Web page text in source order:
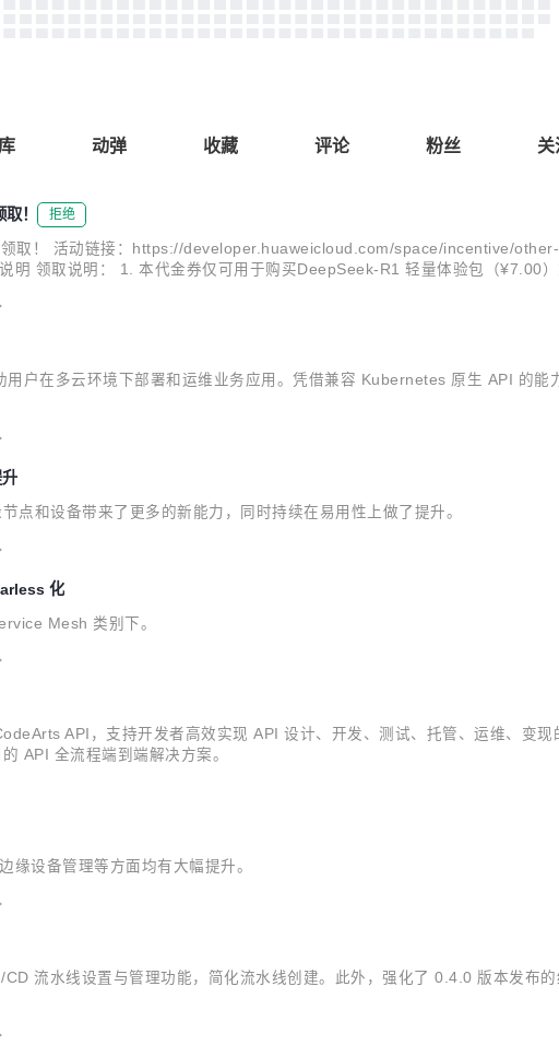
动弹 收藏 评论 粉丝 关
！ 拒绝
领取！ 活动链接：https://developer.huaweicloud.com/space/incentive/
领取说明： 1. 本代金券仅可用于购买DeepSeek-R1 轻量体验包（¥7.00
户在多云环境下部署和运维业务应用。凭借兼容 Kubernetes 原生 API 的
点和设备带来了更多的新能力，同时持续在易用性上做了提升。
化
Mesh 类别下。
API，支持开发者高效实现 API 设计、开发、测试、托管、运维、变
API 全流程端到端解决方案。
缘设备管理等方面均有大幅提升。
流水线设置与管理功能，简化流水线创建。此外，强化了 0.4.0 版本发布